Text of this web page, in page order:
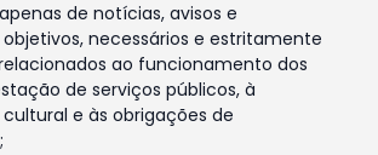
de notícias, avisos e
necessários e estritamente
ao funcionamento dos
de serviços públicos, à
e às obrigações de